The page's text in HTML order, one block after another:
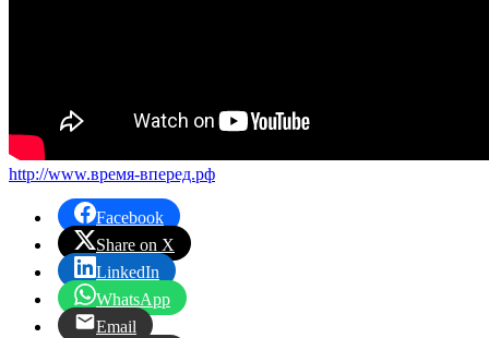
http://www.время-вперед.рф
Facebook
Share on X
LinkedIn
WhatsApp
Email